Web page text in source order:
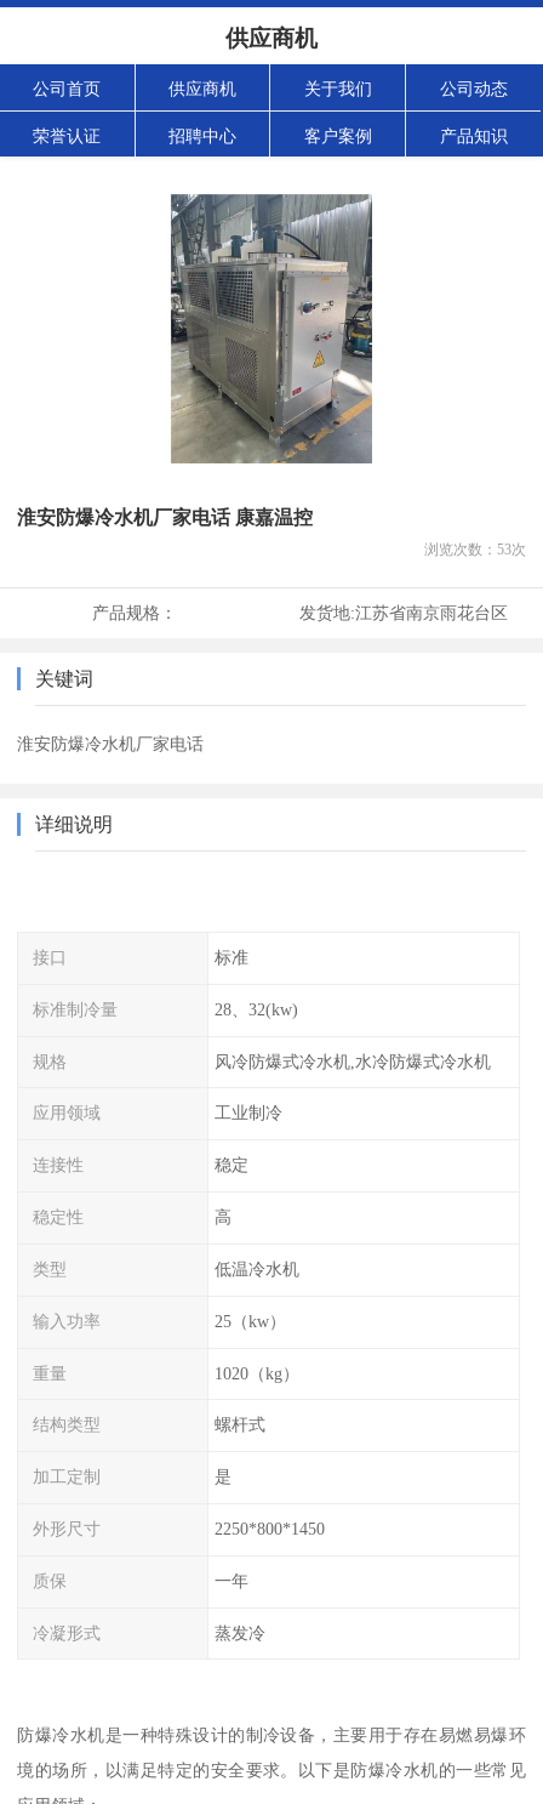
供应商机
公司首页 供应商机 关于我们 公司动态
荣誉认证 招聘中心 客户案例 产品知识
淮安防爆冷水机厂家电话 康嘉温控
浏览次数： 53次
产品规格： 发货地:江苏省南京雨花台区
关键词
淮安防爆冷水机厂家电话
详细说明
接口 标准
标准制冷量 28、32(kw)
规格 风冷防爆式冷水机,水冷防爆式冷水机
应用领域 工业制冷
连接性 稳定
稳定性 高
类型 低温冷水机
输入功率 25（kw）
重量 1020（kg）
结构类型 螺杆式
加工定制 是
外形尺寸 2250*800*1450
质保 一年
冷凝形式 蒸发冷
防爆冷水机是一种特殊设计的制冷设备，主要用于存在易燃易爆环
境的场所，以满足特定的安全要求。以下是防爆冷水机的一些常见